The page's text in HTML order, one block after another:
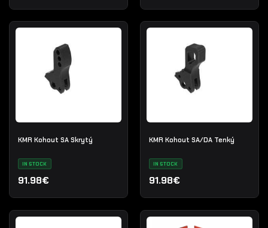
KMR Kohout SA Skrytý
IN STOCK
91.98€
KMR Kohout SA/DA Tenký
IN STOCK
91.98€